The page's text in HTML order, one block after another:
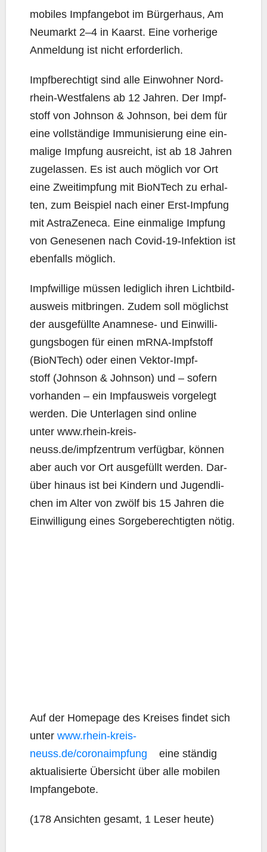
mobi­les Impf­an­ge­bot im Bür­ger­haus, Am
Neu­markt 2–4 in Kaarst. Eine vor­he­ri­ge
Anmel­dung ist nicht erforderlich.
Impf­be­rech­tigt sind alle Ein­woh­ner Nord­
rhein-West­fa­lens ab 12 Jah­ren. Der Impf­
stoff von John­son & John­son, bei dem für
eine voll­stän­di­ge Immu­ni­sie­rung eine ein­
ma­li­ge Imp­fung aus­reicht, ist ab 18 Jah­ren
zuge­las­sen. Es ist auch mög­lich vor Ort
eine Zweit­imp­fung mit BioNTech zu erhal­
ten, zum Bei­spiel nach einer Erst-Imp­fung
mit Astra­Ze­ne­ca. Eine ein­ma­li­ge Imp­fung
von Gene­se­nen nach Covid-19-Infek­ti­on ist
eben­falls möglich.
Impf­wil­li­ge müs­sen ledig­lich ihren Licht­bild­
aus­weis mit­brin­gen. Zudem soll mög­lichst
der aus­ge­füll­te Ana­mne­se- und Ein­wil­li­
gungs­bo­gen für einen mRNA-Impf­stoff
(BioNTech) oder einen Vek­tor-Impf­
stoff (John­son & John­son) und – sofern
vor­han­den – ein Impf­aus­weis vor­ge­legt
wer­den. Die Unter­la­gen sind online
unter www.rhein-kreis-
neuss.de/impfzentrum ver­füg­bar, kön­nen
aber auch vor Ort aus­ge­füllt wer­den. Dar­
über hin­aus ist bei Kin­dern und Jugend­li­
chen im Alter von zwölf bis 15 Jah­ren die
Ein­wil­li­gung eines Sor­ge­be­rech­tig­ten nötig.
Auf der Home­page des Krei­ses fin­det sich
unter www.rhein-kreis-
neuss.de/coronaimpfung
eine stän­dig
aktua­li­sier­te Über­sicht über alle mobi­len
Impfangebote.
(178 Ansich­ten gesamt, 1 Leser heute)